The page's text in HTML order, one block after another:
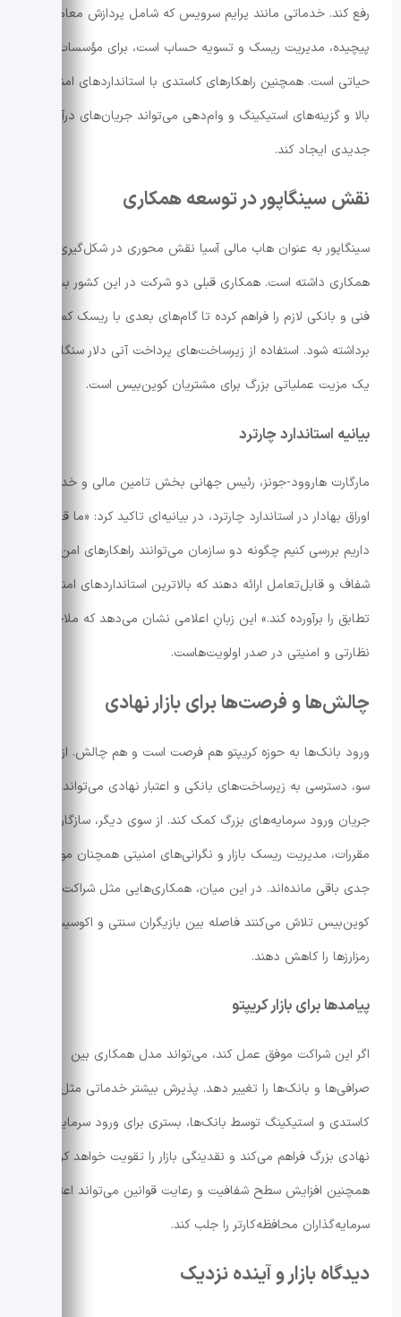
رفع کند. خدماتی مانند پرایم سرویس که شامل پردازش معاملات
پیچیده، مدیریت ریسک و تسویه حساب است، برای مؤسسات
حیاتی است. همچنین راهکارهای کاستدی با استانداردهای امنیتی
بالا و گزینه‌های استیکینگ و وام‌دهی می‌تواند جریان‌های درآمدی
جدیدی ایجاد کند.
نقش سینگاپور در توسعه همکاری
سینگاپور به عنوان هاب مالی آسیا نقش محوری در شکل‌گیری این
همکاری داشته است. همکاری قبلی دو شرکت در این کشور بستر
فنی و بانکی لازم را فراهم کرده تا گام‌های بعدی با ریسک کمتر
برداشته شود. استفاده از زیرساخت‌های پرداخت آنی دلار سنگاپور،
یک مزیت عملیاتی بزرگ برای مشتریان کوین‌بیس است.
بیانیه‌ استاندارد چارترد
مارگارت هاروود-جونز، رئیس جهانی بخش تامین مالی و خدمات
اوراق بهادار در استاندارد چارترد، در بیانیه‌ای تاکید کرد: «ما قصد
داریم بررسی کنیم چگونه دو سازمان می‌توانند راهکارهای امن،
شفاف و قابل‌تعامل ارائه دهند که بالاترین استانداردهای امنیتی و
تطابق را برآورده کند.» این زبانِ اعلامی نشان می‌دهد که ملاحظات
نظارتی و امنیتی در صدر اولویت‌هاست.
چالش‌ها و فرصت‌ها برای بازار نهادی
ورود بانک‌ها به حوزه کریپتو هم فرصت است و هم چالش. از یک
سو، دسترسی به زیرساخت‌های بانکی و اعتبار نهادی می‌تواند به
جریان ورود سرمایه‌های بزرگ کمک کند. از سوی دیگر، سازگاری با
مقررات، مدیریت ریسک بازار و نگرانی‌های امنیتی همچنان موانعی
جدی باقی مانده‌اند. در این میان، همکاری‌هایی مثل شراکت
کوین‌بیس تلاش می‌کنند فاصله بین بازیگران سنتی و اکوسیستم
رمزارزها را کاهش دهند.
پیامدها برای بازار کریپتو
اگر این شراکت موفق عمل کند، می‌تواند مدل همکاری بین
صرافی‌ها و بانک‌ها را تغییر دهد. پذیرش بیشتر خدماتی مثل
کاستدی و استیکینگ توسط بانک‌ها، بستری برای ورود سرمایه‌های
نهادی بزرگ فراهم می‌کند و نقدینگی بازار را تقویت خواهد کرد.
همچنین افزایش سطح شفافیت و رعایت قوانین می‌تواند اعتماد
سرمایه‌گذاران محافظه‌کارتر را جلب کند.
دیدگاه بازار و آینده نزدیک